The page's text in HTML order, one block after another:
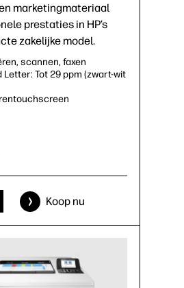
marketingmateriaal
prestaties in HP’s
zakelijke model.
scannen, faxen
Tot 29 ppm (zwart-wit
Koop nu